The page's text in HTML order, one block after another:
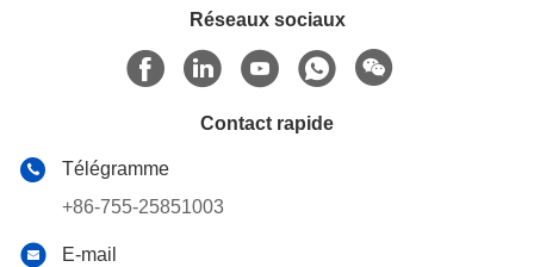
Réseaux sociaux
Contact rapide
Télégramme
+86-755-25851003
E-mail